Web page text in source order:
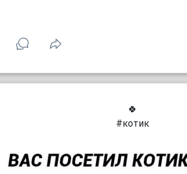
🍀
#котик